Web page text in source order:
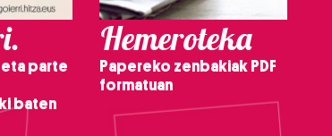
eta parte
baten
Hemeroteka
Papereko zenbakiak PDF
formatuan